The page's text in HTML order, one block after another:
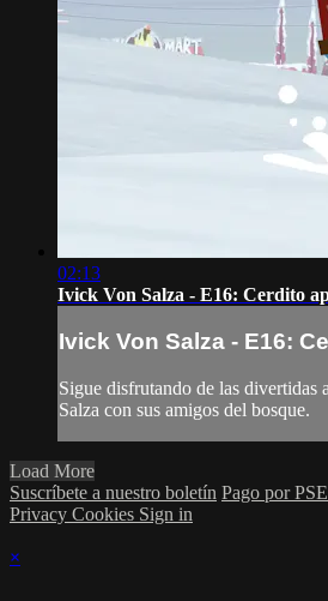
02:13
Ivick Von Salza - E16: Cerdito
Ivick Von Salza - E16:
Sigue disfrutando de las divertidas
Salza con sus amigos del bosque.
Load More
Suscríbete a nuestro boletín Pago por
Privacy Cookies Sign in
×